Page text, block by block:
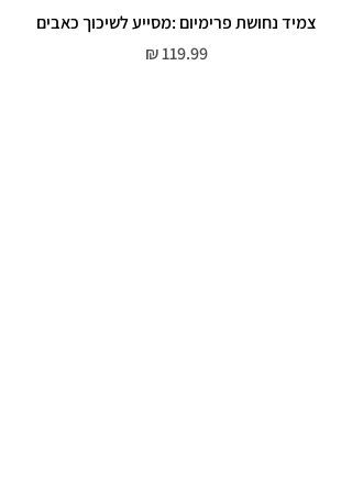
צמיד נחושת פרימיום :מסייע לשיכוך כאבים
מחיר‏119.99 ‏₪